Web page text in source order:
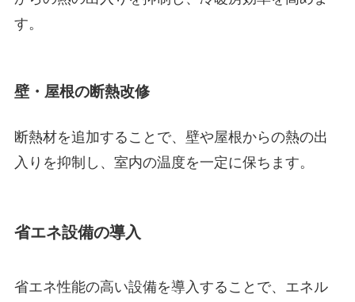
す。
壁・屋根の断熱改修
断熱材を追加することで、壁や屋根からの熱の出
入りを抑制し、室内の温度を一定に保ちます。
省エネ設備の導入
省エネ性能の高い設備を導入することで、エネル